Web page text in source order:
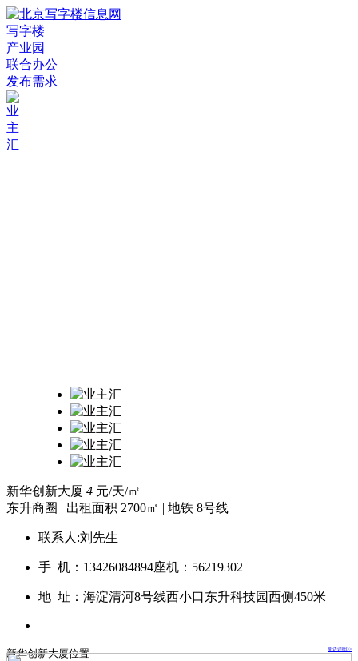
写字楼
产业园
联合办公
发布需求
新华创新大厦 4 元/天/㎡
东升商圈 | 出租面积 2700㎡ | 地铁 8号线
联系人:刘先生
手 机：13426084894座机：56219302
地 址： 海淀清河8号线西小口东升科技园西侧450米
新华创新大厦位置 周边详细>>